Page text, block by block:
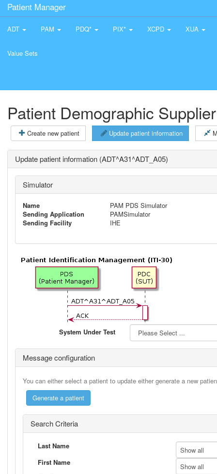
Patient Manager
ADT PAM PDQ* PIX* XCPD XUA
Value Sets
Patient Demographic Supplier
Create new patient Update patient information
Update patient information (ADT^A31^ADT_A05)
Simulator
Name
PAM PDS Simulator
Sending Application
PAMSimulator
Sending Facility
IHE
System Under Test
Message configuration
You can either select a patient to update either generate a new
Search Criteria
Last Name
Show all
First Name
Show all